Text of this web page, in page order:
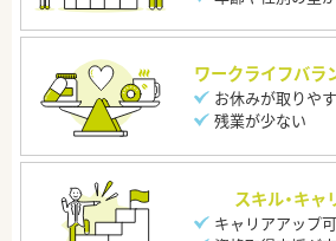
ワークライフバラ
お休みが取りや
残業が少ない
スキル・キャ
キャリアアップ